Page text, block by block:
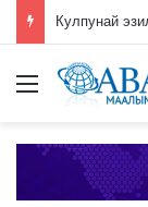
Меню